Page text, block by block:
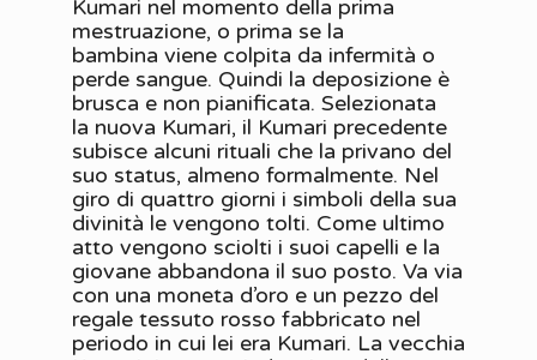
Kumari nel momento della prima
mestruazione, o prima se la
bambina viene colpita da infermità o
perde sangue. Quindi la deposizione è
brusca e non pianificata. Selezionata
la nuova Kumari, il Kumari precedente
subisce alcuni rituali che la privano del
suo status, almeno formalmente. Nel
giro di quattro giorni i simboli della sua
divinità le vengono tolti. Come ultimo
atto vengono sciolti i suoi capelli e la
giovane abbandona il suo posto. Va via
con una moneta d’oro e un pezzo del
regale tessuto rosso fabbricato nel
periodo in cui lei era Kumari. La vecchia